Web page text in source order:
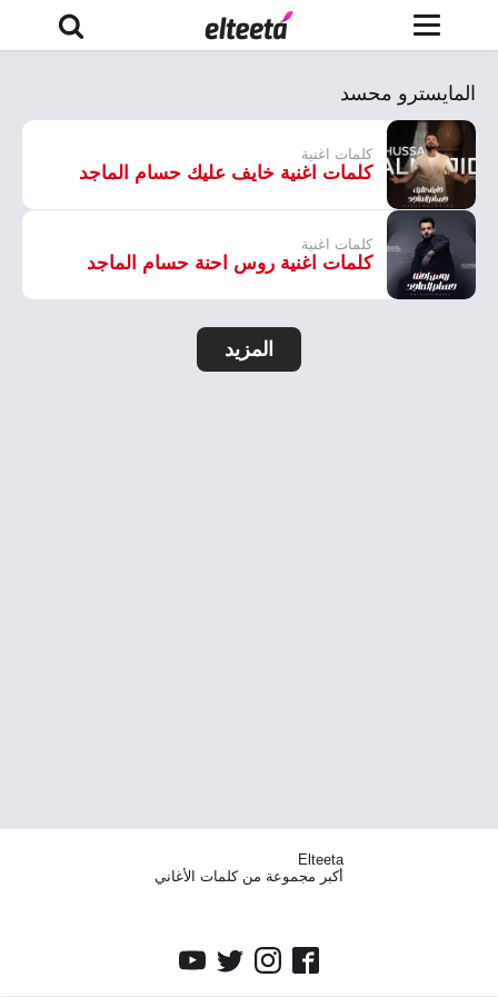
المايسترو محسد
كلمات اغنية
كلمات اغنية خايف عليك حسام الماجد
كلمات اغنية
كلمات اغنية روس احنة حسام الماجد
المزيد
Elteeta
أكبر مجموعة من كلمات الأغاني